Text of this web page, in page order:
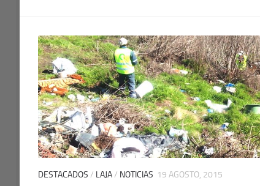
DESTACADOS / LAJA/ NOTICIAS 19 AGOSTO, 2015